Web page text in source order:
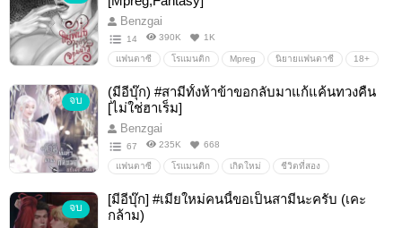
Benzgai
14 390K 1K
แฟนตาซี โรแมนติก Mpreg นิยายแฟนตาซี 18+
สัตว์ประหลาด PWP dirtytalk เวทย์มนต์ ย้อนยุค
จบ
(มีอีบุ๊ก) #สามีทั้งห้าข้าขอกลับมาแก้แค้นทวงคืน
[ไม่ใช่ฮาเร็ม]
Benzgai
67 235K 668
แฟนตาซี โรแมนติก เกิดใหม่ ชีวิตที่สอง
จบ
[มีอีบุ๊ก] #เมียใหม่คนนี้ขอเป็นสามีนะครับ (เคะ
กล้าม)